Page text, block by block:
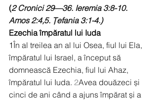
(2 Cronici 29—36. Ieremia 3:8-10.
Amos 2:4,5. Țefania 3:1-4.)
Ezechia împăratul lui Iuda
1În al treilea an al lui Osea, fiul lui Ela,
împăratul lui Israel, a început să
domnească Ezechia, fiul lui Ahaz,
împăratul lui Iuda. 2Avea douăzeci și
cinci de ani când a ajuns împărat și a